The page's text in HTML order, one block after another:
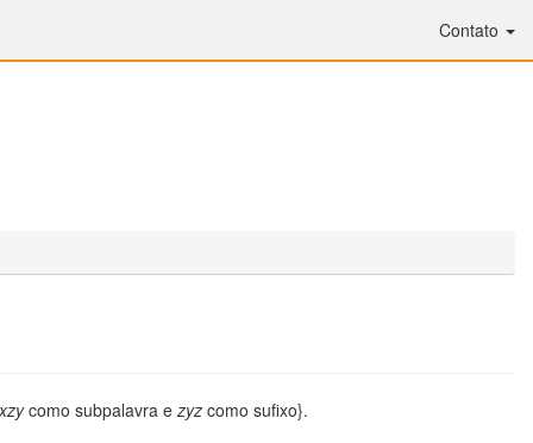
Contato
xzycomo subpalavra ezyz como sufixo}.